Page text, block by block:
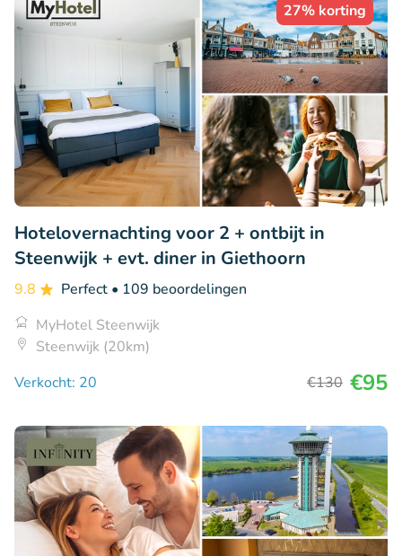
27% korting
Hotelovernachting voor 2 + ontbijt in
Steenwijk + evt. diner in Giethoorn
9.8 Perfect • 109 beoordelingen
MyHotel Steenwijk
Steenwijk (20km)
Verkocht: 20
€130 €95